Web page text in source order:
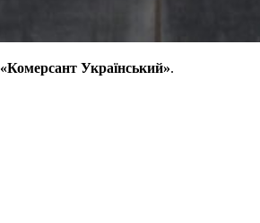
«Комерсант Український».